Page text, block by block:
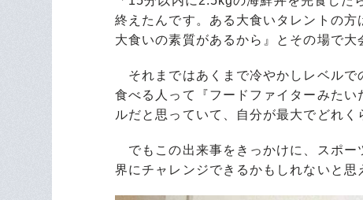
終えたんです。ある大食いタレントの
大食いの素質があるから』とその場で大
それまではあくまで冷やかしレベルで
食べる人って『フードファイターみた
ルだと思っていて、自分が最大でどれ
でもこの出来事をきっかけに、スポー
界にチャレンジできるかもしれないと思